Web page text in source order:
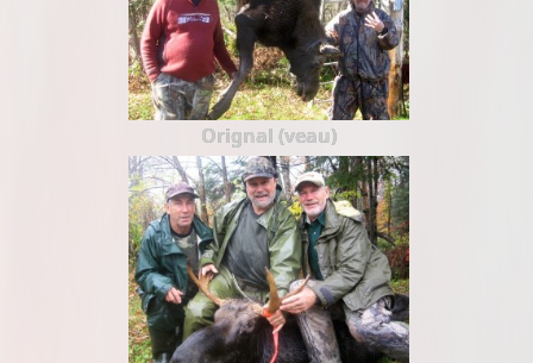
Orignal (veau)